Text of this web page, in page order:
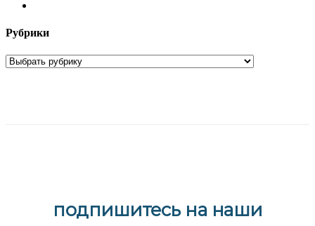
Рубрики
подпишитесь на наши